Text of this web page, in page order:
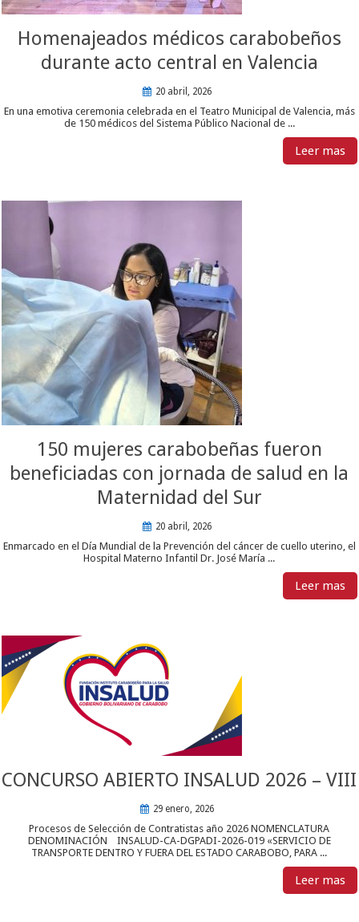
Homenajeados médicos carabobeños
durante acto central en Valencia
20 abril, 2026
En una emotiva ceremonia celebrada en el Teatro Municipal de Valencia, más
de 150 médicos del Sistema Público Nacional de ...
Leer mas
150 mujeres carabobeñas fueron
beneficiadas con jornada de salud en la
Maternidad del Sur
20 abril, 2026
Enmarcado en el Día Mundial de la Prevención del cáncer de cuello uterino, el
Hospital Materno Infantil Dr. José María ...
Leer mas
CONCURSO ABIERTO INSALUD 2026 – VIII
29 enero, 2026
Procesos de Selección de Contratistas año 2026 NOMENCLATURA
DENOMINACIÓN INSALUD-CA-DGPADI-2026-019 «SERVICIO DE
TRANSPORTE DENTRO Y FUERA DEL ESTADO CARABOBO, PARA ...
Leer mas